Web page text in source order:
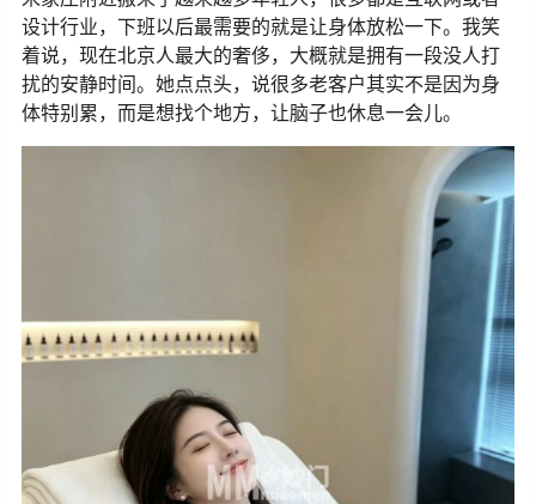
设计行业，下班以后最需要的就是让身体放松一下。我笑
着说，现在北京人最大的奢侈，大概就是拥有一段没人打
扰的安静时间。她点点头，说很多老客户其实不是因为身
体特别累，而是想找个地方，让脑子也休息一会儿。